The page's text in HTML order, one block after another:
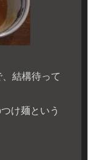
結構待って
け麺という